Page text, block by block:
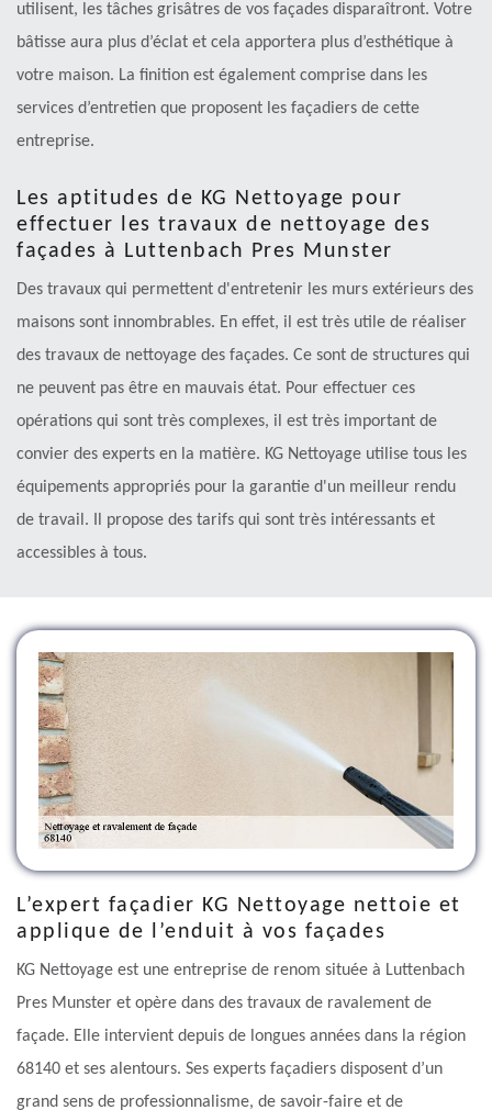
utilisent, les tâches grisâtres de vos façades disparaîtront. Votre
bâtisse aura plus d’éclat et cela apportera plus d’esthétique à
votre maison. La finition est également comprise dans les
services d’entretien que proposent les façadiers de cette
entreprise.
Les aptitudes de KG Nettoyage pour
effectuer les travaux de nettoyage des
façades à Luttenbach Pres Munster
Des travaux qui permettent d'entretenir les murs extérieurs des
maisons sont innombrables. En effet, il est très utile de réaliser
des travaux de nettoyage des façades. Ce sont de structures qui
ne peuvent pas être en mauvais état. Pour effectuer ces
opérations qui sont très complexes, il est très important de
convier des experts en la matière. KG Nettoyage utilise tous les
équipements appropriés pour la garantie d'un meilleur rendu
de travail. Il propose des tarifs qui sont très intéressants et
accessibles à tous.
L’expert façadier KG Nettoyage nettoie et
applique de l’enduit à vos façades
KG Nettoyage est une entreprise de renom située à Luttenbach
Pres Munster et opère dans des travaux de ravalement de
façade. Elle intervient depuis de longues années dans la région
68140 et ses alentours. Ses experts façadiers disposent d’un
grand sens de professionnalisme, de savoir-faire et de